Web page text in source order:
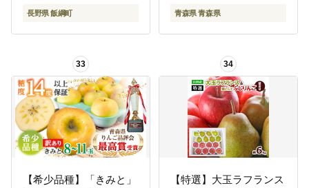
頃～2026年8月下旬頃ま
12月上旬頃～2026年12
さと振興公社 長野県 飯
綱町 [0300]
長野県 飯綱町 青森県 青森県
33
【希少品種】「きみと」
34
【特選】大玉ラフランス